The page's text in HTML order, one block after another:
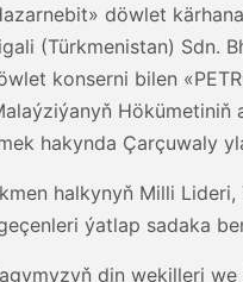
döwlet
(Türkmenistan)
konserni bilen
hakynda Çarçuwaly
halkynyň Milli
ýatlap sadaka
din wekilleri